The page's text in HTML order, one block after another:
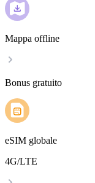
Mappa offline
Bonus gratuito
eSIM globale
4G/LTE